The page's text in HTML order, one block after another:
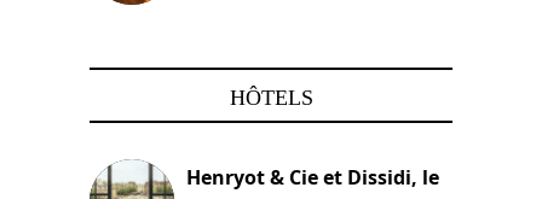
HÔTELS
Henryot & Cie et Dissidi, le